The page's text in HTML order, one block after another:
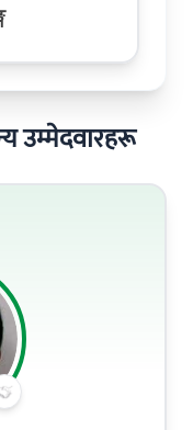
उम्मेदवारहरू